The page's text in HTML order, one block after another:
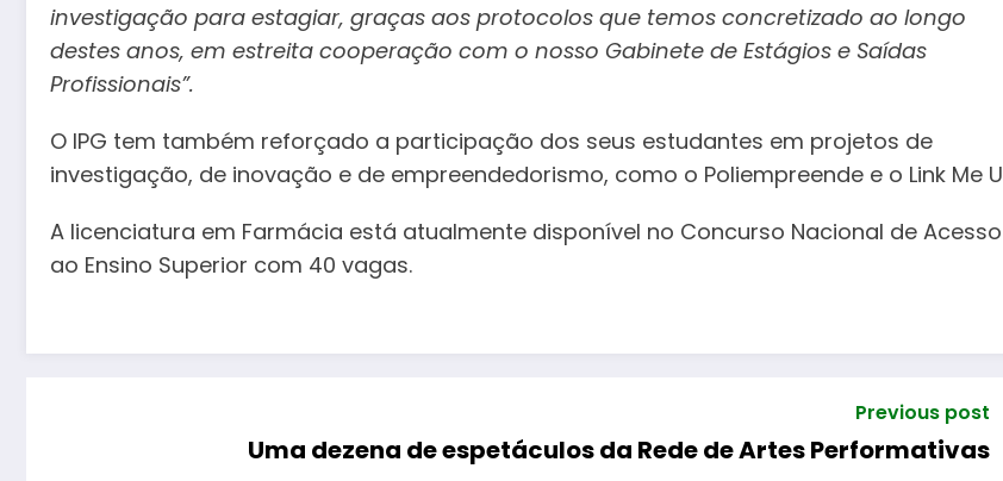
investigação para estagiar, graças aos protocolos que temos concretizado ao longo
destes anos, em estreita cooperação com o nosso Gabinete de Estágios e Saídas
Profissionais”.
O IPG tem também reforçado a participação dos seus estudantes em projetos de
investigação, de inovação e de empreendedorismo, como o Poliempreende e o Link Me
A licenciatura em Farmácia está atualmente disponível no Concurso Nacional de Acesso
ao Ensino Superior com 40 vagas.
Previous post
Uma dezena de espetáculos da Rede de Artes Performativas